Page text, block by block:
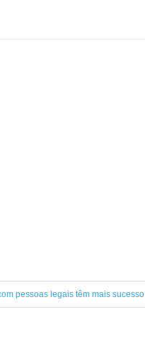
pessoas legais têm mais sucesso